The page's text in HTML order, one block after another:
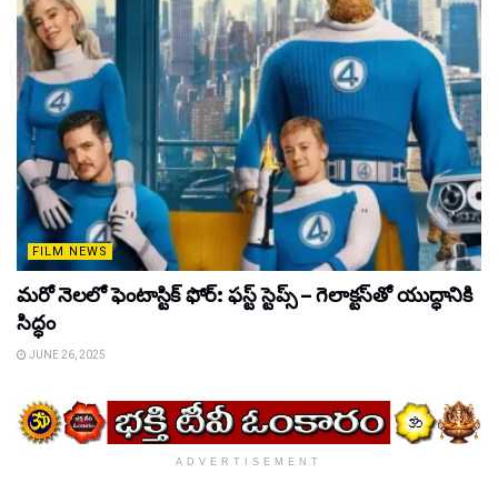
FILM NEWS
మరో నెలలో ఫెంటాస్టిక్ ఫోర్: ఫస్ట్ స్టెప్స్ – గెలాక్టస్‌తో యుద్ధానికి
సిద్ధం
JUNE 26, 2025
ADVERTISEMENT